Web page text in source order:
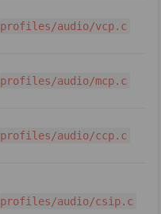
profiles/audio/vcp.c
profiles/audio/mcp.c
profiles/audio/ccp.c
profiles/audio/csip.c